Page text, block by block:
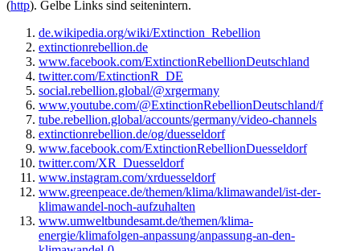
(http). Gelbe Links sind seitenintern.
de.wikipedia.org/wiki/Extinction_Rebellion
extinctionrebellion.de
www.facebook.com/ExtinctionRebellionDeutschland
twitter.com/ExtinctionR_DE
social.rebellion.global/@xrgermany
www.youtube.com/@ExtinctionRebellionDeutschland/f
tube.rebellion.global/accounts/germany/video-channels
extinctionrebellion.de/og/duesseldorf
www.facebook.com/ExtinctionRebellionDuesseldorf
twitter.com/XR_Duesseldorf
www.instagram.com/xrduesseldorf
www.greenpeace.de/themen/klima/klimawandel/ist-der-
klimawandel-noch-aufzuhalten
www.umweltbundesamt.de/themen/klima-
energie/klimafolgen-anpassung/anpassung-an-den-